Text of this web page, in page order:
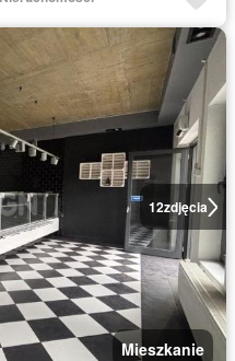
12zdjęcia
Mieszkanie